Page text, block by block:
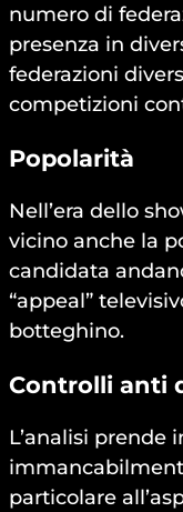
numero di
presenza in
federazioni
competizioni
Popolarità
Nell’era dello
vicino anche la
candidata
“appeal”
botteghino.
Controlli anti
L’analisi prende
particolare